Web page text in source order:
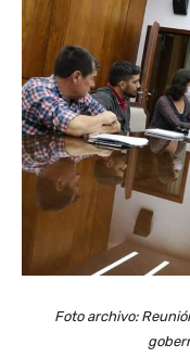
Foto archivo: